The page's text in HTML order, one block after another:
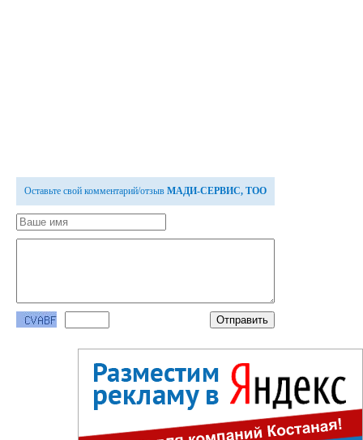
Оставьте свой комментарий/отзыв МАДИ-СЕРВИС, ТОО